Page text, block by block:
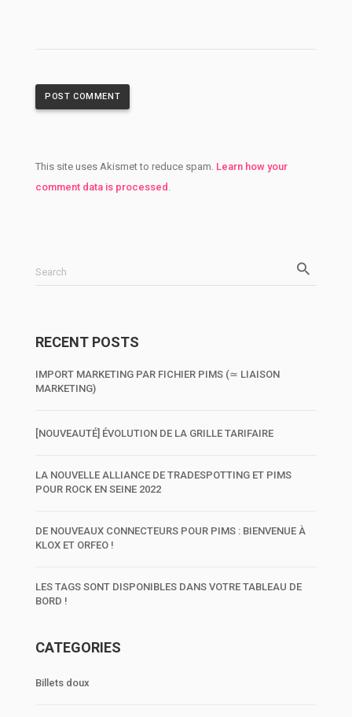
This site uses Akismet to reduce spam. Learn how your
comment data is processed .
Search
RECENT POSTS
IMPORT MARKETING PAR FICHIER PIMS (≃ LIAISON
MARKETING)
[NOUVEAUTÉ] ÉVOLUTION DE LA GRILLE TARIFAIRE
LA NOUVELLE ALLIANCE DE TRADESPOTTING ET PIMS
POUR ROCK EN SEINE 2022
DE NOUVEAUX CONNECTEURS POUR PIMS : BIENVENUE À
KLOX ET ORFEO !
LES TAGS SONT DISPONIBLES DANS VOTRE TABLEAU DE
BORD !
CATEGORIES
Billets doux